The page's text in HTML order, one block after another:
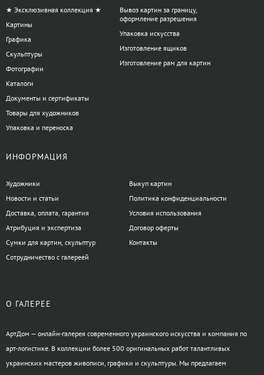
★ Эксклюзивная коллекция ★
Картины
Графика
Скульптуры
Фотографии
Каталоги
Документы и сертификаты
Товары для художников
Упаковка и переноска
Вывоз картин за границу,
оформление разрешения
Упаковка искусства
Изготовление ящиков
Изготовление рам для картин
ИНФОРМАЦИЯ
Художники
Новости и статьи
Доставка, оплата, гарантия
Атрибуция и экспертиза
Сумки для картин, скульптур
Сотрудничество с галереей
Выкуп картин
Политика конфиденциальности
Условия использования
Договор оферты
Контакты
О ГАЛЕРЕЕ
АртДом — онлайн-галерея современного украинского искусства и компания по
арт-логистике. В коллекции более 500 оригинальных работ талантливых
украинских мастеров живописи, графики и скульптуры. Мы предлагаем